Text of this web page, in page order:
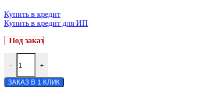
Купить в кредит
Купить в кредит для ИП
Под заказ
- +
ЗАКАЗ В 1 КЛИК